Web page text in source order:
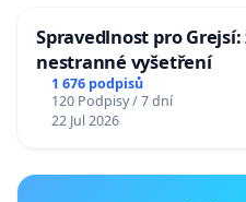
Spravedlnost pro
nestranné vyšetření
1 676 podpisů
120 Podpisy / 7 dní
22 Jul 2026